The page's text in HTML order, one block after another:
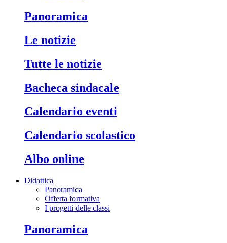
panoramica
le notizie
tutte le notizie
bacheca sindacale
calendario eventi
calendario scolastico
albo online
Didattica
Panoramica
Offerta formativa
I progetti delle classi
panoramica